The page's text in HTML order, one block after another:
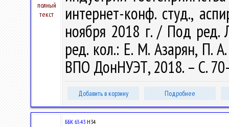
полный
текст
интернет-конф. студ.,
ноября 2018 г. / Под ред.
ред. кол.: Е. М. Азарян, П.
ВПО ДонНУЭТ, 2018. – С.
Добавить в корзину Подробнее
ББК 65.43 Н34